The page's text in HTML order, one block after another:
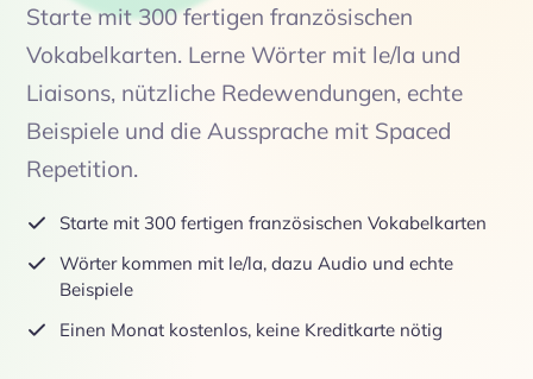
Starte mit 300 fertigen französischen
Vokabelkarten. Lerne Wörter mit le/la und
Liaisons, nützliche Redewendungen, echte
Beispiele und die Aussprache mit Spaced
Repetition.
Starte mit 300 fertigen französischen Vokabelkarten
Wörter kommen mit le/la, dazu Audio und echte
Beispiele
Einen Monat kostenlos, keine Kreditkarte nötig